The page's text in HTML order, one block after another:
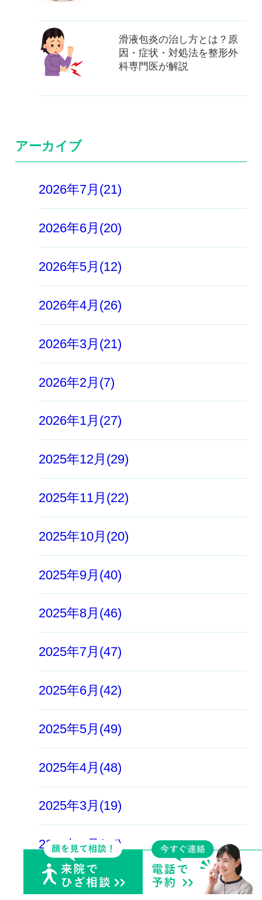
滑液包炎の治し方とは？原
因・症状・対処法を整形外
科専門医が解説
アーカイブ
2026年7月(21)
2026年6月(20)
2026年5月(12)
2026年4月(26)
2026年3月(21)
2026年2月(7)
2026年1月(27)
2025年12月(29)
2025年11月(22)
2025年10月(20)
2025年9月(40)
2025年8月(46)
2025年7月(47)
2025年6月(42)
2025年5月(49)
2025年4月(48)
2025年3月(19)
2025年2月(17)
2025年1月(9)